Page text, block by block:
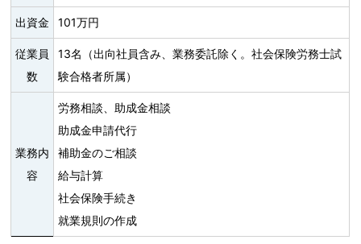
出資金 101万円
従業員
数
13名（出向社員含み、業務委託除く。社会保険労務士試
験合格者所属）
業務内
容
労務相談、助成金相談
助成金申請代行
補助金のご相談
給与計算
社会保険手続き
就業規則の作成